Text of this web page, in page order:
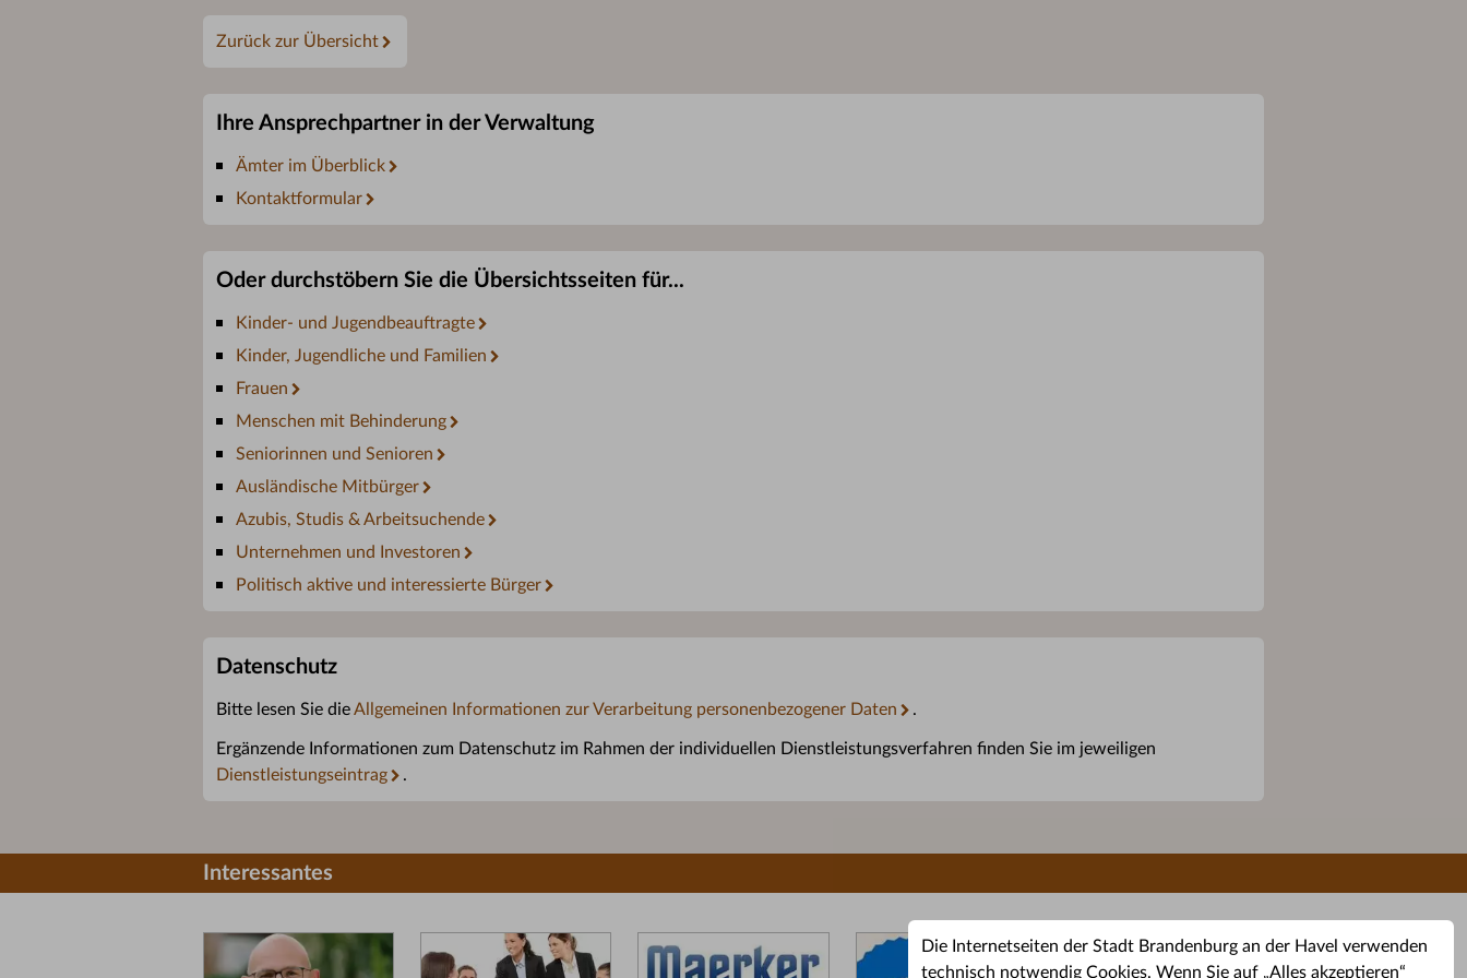
Die Internetseiten der Stadt Brandenburg an der Havel verwenden
technisch notwendig Cookies. Wenn Sie auf „Alles akzeptieren“
Zurück zur Übersicht
Ihre Ansprechpartner in der Verwaltung
Ämter im Überblick
Kontaktformular
Oder durchstöbern Sie die Übersichtsseiten für...
Kinder- und Jugendbeauftragte
Kinder, Jugendliche und Familien
Frauen
Menschen mit Behinderung
Seniorinnen und Senioren
Ausländische Mitbürger
Azubis, Studis & Arbeitsuchende
Unternehmen und Investoren
Politisch aktive und interessierte Bürger
Datenschutz
Bitte lesen Sie dieAllgemeinen Informationen zur Verarbeitung personenbezogener Daten .
Ergänzende Informationen zum Datenschutz im Rahmen der individuellen Dienstleistungsverfahren finden Sie im jeweiligen
Dienstleistungseintrag
.
Interessantes